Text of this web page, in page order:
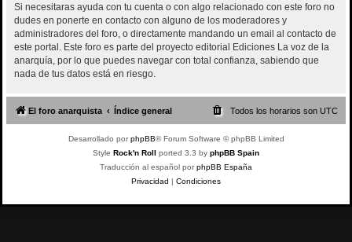
Si necesitaras ayuda con tu cuenta o con algo relacionado con este foro no
dudes en ponerte en contacto con alguno de los moderadores y
administradores del foro, o directamente mandando un email al contacto de
este portal. Este foro es parte del proyecto editorial Ediciones La voz de la
anarquía, por lo que puedes navegar con total confianza, sabiendo que
nada de tus datos está en riesgo.
El foro anarquista Índice general Todos los horarios son UTC
Desarrollado porphpBB® Forum Software © phpBB Limited
Style Rock'n Roll ported 3.3 by phpBB Spain
Traducción al español porphpBB España
Privacidad | Condiciones